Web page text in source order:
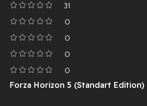
31
0
0
0
0
Forza Horizon 5 (Standart Edition)